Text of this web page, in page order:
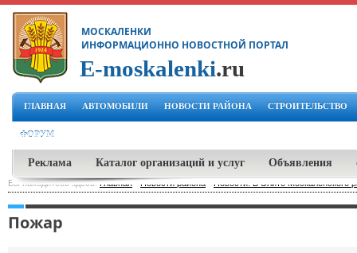
МОСКАЛЕНКИ
ИНФОРМАЦИОННО НОВОСТНОЙ ПОРТАЛ
E-moskalenki.ru
ГЛАВНАЯ АВТОМОБИЛИ НОВОСТИ РАЙОНА СТРОИТЕЛЬСТВО
ФОРУМ
Реклама Каталог организаций и услуг Объявления
Вы находитесь здесь:Главная-Новости района Новости: В Элите Москаленского
Пожар